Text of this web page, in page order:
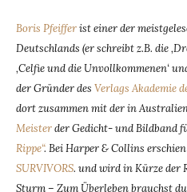
Boris Pfeifferist einer der
Deutschlands (er schreibt z.B. die
‚Celfie und die Unvollkommenen‘
der Gründer des Verlags Akademie
dort zusammen mit der in
Meisterder Gedicht- und Bildband
Rippe“. Bei Harper & Collins
SURVIVORS. und wird in Kürze der
Sturm – Zum Überleben brauchst